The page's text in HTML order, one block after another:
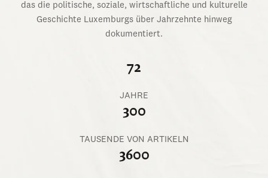
das die politische, soziale, wirtschaftliche und kulturelle
Geschichte Luxemburgs über Jahrzehnte hinweg
dokumentiert.
72
JAHRE
300
TAUSENDE VON ARTIKELN
3600